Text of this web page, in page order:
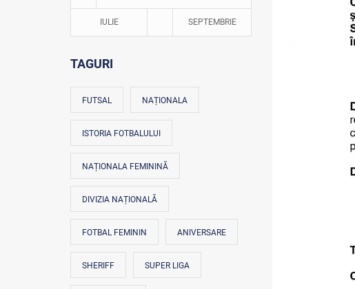
IULIE SEPTEMBRIE
TAGURI
FUTSAL NAȚIONALA
ISTORIA FOTBALULUI
NAȚIONALA FEMININĂ
DIVIZIA NAȚIONALĂ
FOTBAL FEMININ ANIVERSARE
SHERIFF SUPER LIGA